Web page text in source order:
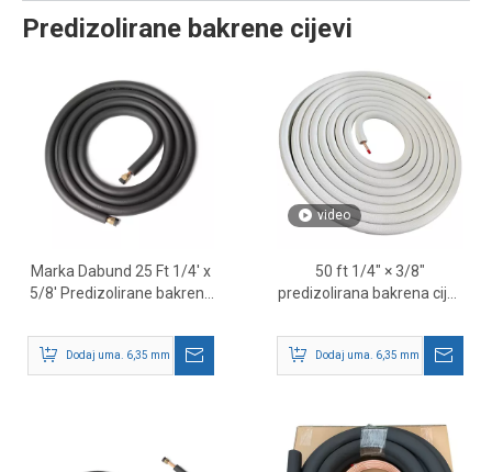
Predizolirane bakrene cijevi
Marka Dabund 25 Ft 1/4' x
5/8' Predizolirane bakrene
Line Set Dobavljač
Dodaj uma. 6,35 mm - 9,52 mm je vanjska dimenzija u metrici.
video
50 ft 1/4″ × 3/8″
predizolirana bakrena cijev
rashladnog sredstva
Dodaj uma. 6,35 mm - 9,52 mm